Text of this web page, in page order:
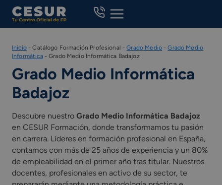
Skip
content
Inicio-Catálogo Formación Profesional -Grado Medio-Grado Medio
Informática-Grado Medio Informática Badajoz
Grado Medio Informática
Badajoz
Descubre nuestro Grado Medio Informática Badajoz
en CESUR Formación, donde transformamos tu pasión
en carrera. Líderes en formación profesional en España,
contamos con más de 25 años de experiencia y un 80%
de empleabilidad en el primer año tras titular. Nuestros
docentes, profesionales en activo de su sector, te